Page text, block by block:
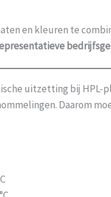
en kleuren te
uitzetting bij HPL-
Daarom